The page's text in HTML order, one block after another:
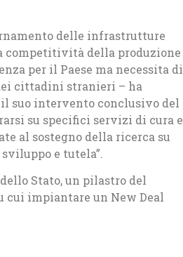
delle infrastrutture
competitività della produzione
per il Paese ma necessita di
cittadini stranieri – ha
suo intervento conclusivo del
su specifici servizi di cura e
al sostegno della ricerca su
e tutela”.
Stato, un pilastro del
cui impiantare un New Deal